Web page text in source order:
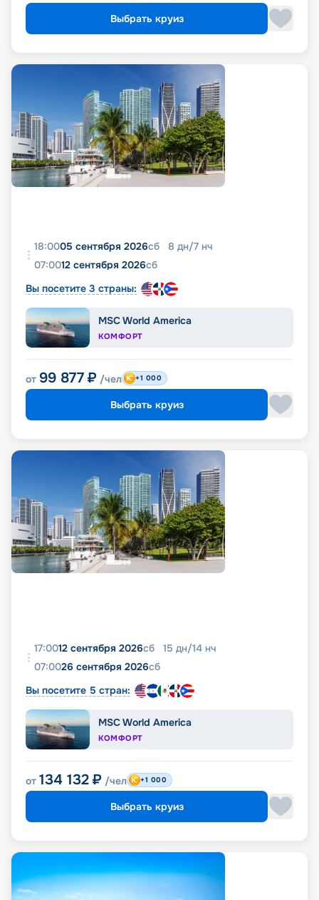
Выбрать круиз
18:0005 сентября 2026сб 8 дн/7 нч
07:0012 сентября 2026сб
Вы посетите 3 страны:
MSC World America
КОМФОРТ
от 99 877 ₽ /чел +1 000
Выбрать круиз
17:0012 сентября 2026сб 15 дн/14 нч
07:0026 сентября 2026сб
Вы посетите 5 стран:
MSC World America
КОМФОРТ
от 134 132 ₽ /чел +1 000
Выбрать круиз